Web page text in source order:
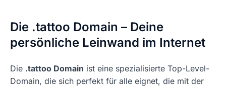
Die .tattoo Domain – Deine
persönliche Leinwand im Internet
Die .tattoo Domain ist eine spezialisierte Top-Level-
Domain, die sich perfekt für alle eignet, die mit der